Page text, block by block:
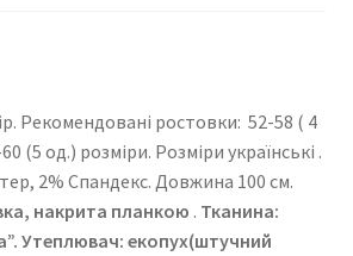
Рекомендовані ростовки: 52-58 ( 4
(5 од.) розміри. Розміри українські .
2% Спандекс. Довжина 100 см.
накрита планкою . Тканина:
. Утеплювач: екопух(штучний